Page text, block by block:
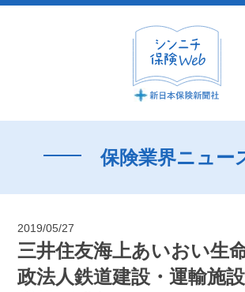
保険業界ニュー
2019/05/27
三井住友海上あいおい生
政法人鉄道建設・運輸施